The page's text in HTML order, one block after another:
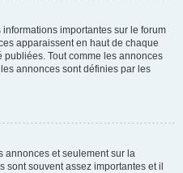
importantes sur le forum
apparaissent en haut de chaque
Tout comme les annonces
annonces sont définies par les
annonces et seulement sur la
souvent assez importantes et il